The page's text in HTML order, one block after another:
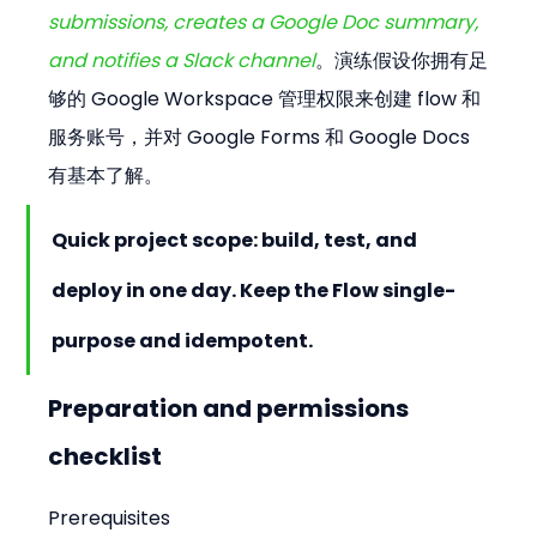
submissions, creates a Google Doc summary,
and notifies a Slack channel。演练假设你拥有足
够的 Google Workspace 管理权限来创建 flow 和
服务账号，并对 Google Forms 和 Google Docs
有基本了解。
Quick project scope: build, test, and
deploy in one day. Keep the Flow single-
purpose and idempotent.
Preparation and permissions
checklist
Prerequisites